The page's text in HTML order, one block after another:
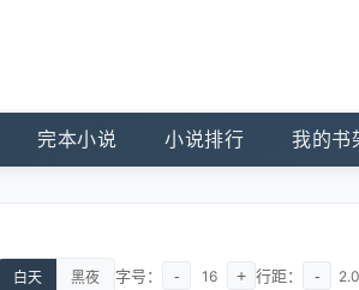
完本小说 小说排行 我的书
白天 黑夜 字号： - 16 + 行距： - 2.0